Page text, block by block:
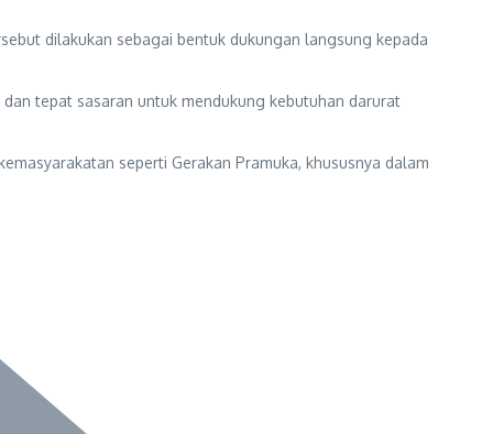
dilakukan sebagai bentuk dukungan langsung kepada
tepat sasaran untuk mendukung kebutuhan darurat
seperti Gerakan Pramuka, khususnya dalam